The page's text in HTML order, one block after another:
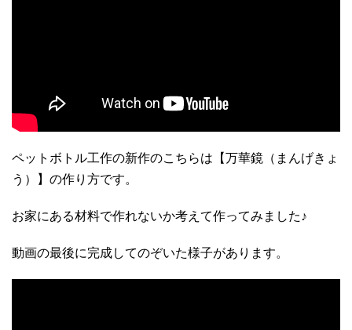
ペットボトル工作の新作のこちらは【万華鏡（まんげきょ
う）】の作り方です。
お家にある材料で作れないか考えて作ってみました♪
動画の最後に完成してのぞいた様子があります。